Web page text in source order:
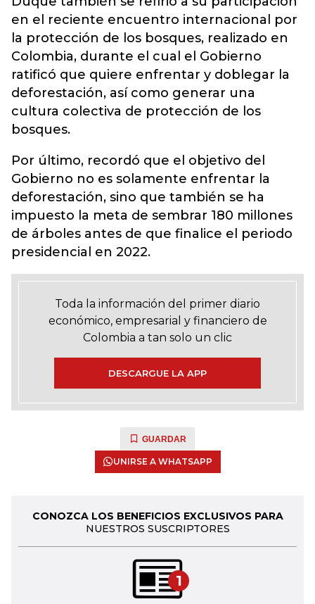
en el reciente encuentro internacional por
la protección de los bosques, realizado en
Colombia, durante el cual el Gobierno
ratificó que quiere enfrentar y doblegar la
deforestación, así como generar una
cultura colectiva de protección de los
bosques.
Por último, recordó que el objetivo del
Gobierno no es solamente enfrentar la
deforestación, sino que también se ha
impuesto la meta de sembrar 180 millones
de árboles antes de que finalice el periodo
presidencial en 2022.
Toda la información del primer diario
económico, empresarial y financiero de
Colombia a tan solo un clic
DESCARGUE LA APP
GUARDAR
UNIRSE A WHATSAPP
CONOZCA LOS BENEFICIOS EXCLUSIVOS PARA
NUESTROS SUSCRIPTORES
1